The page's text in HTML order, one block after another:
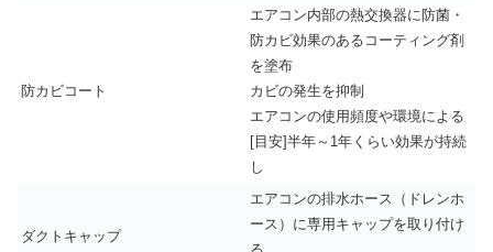
防カビコート
エアコン内部の熱交換器に防菌・
防カビ効果のあるコーティング剤
を塗布
カビの発生を抑制
エアコンの使用頻度や環境による
[目安]半年～1年くらい効果が持続
し
ダクトキャップ
エアコンの排水ホース（ドレンホ
ース）に専用キャップを取り付け